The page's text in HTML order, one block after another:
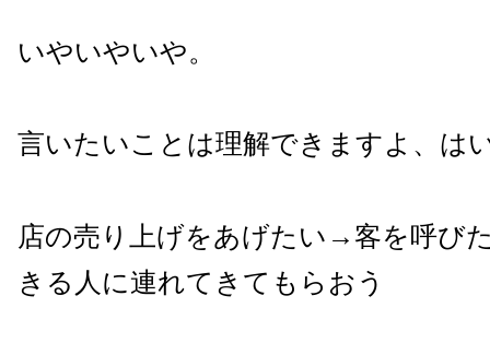
いやいやいや。
言いたいことは理解できますよ、は
店の売り上げをあげたい→客を呼び
きる人に連れてきてもらおう